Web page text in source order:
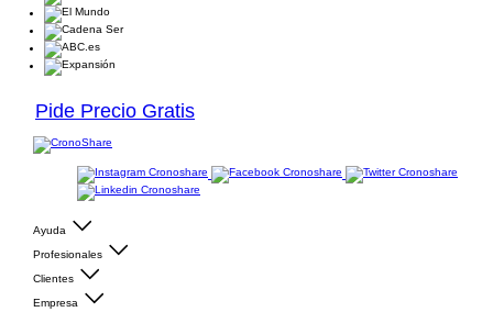
Pide Precio Gratis
Ayuda
Profesionales
Clientes
Empresa